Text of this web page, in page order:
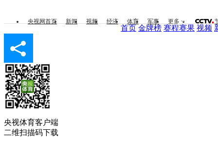
央视网首页 新闻 视频 经济 体育 军事 更多
首页 金牌榜 赛程赛果 视频
央视体育客户端
二维扫描码下载